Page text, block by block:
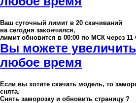
Ваш суточный лимит в 20 скачиваний
на сегодня закончился,
лимит обновится в 00:00 по МСК через 11
Вы можете
любое время
Если вы хотите скачать модель, то
снята.
Снять заморозку и обновить страницу ?